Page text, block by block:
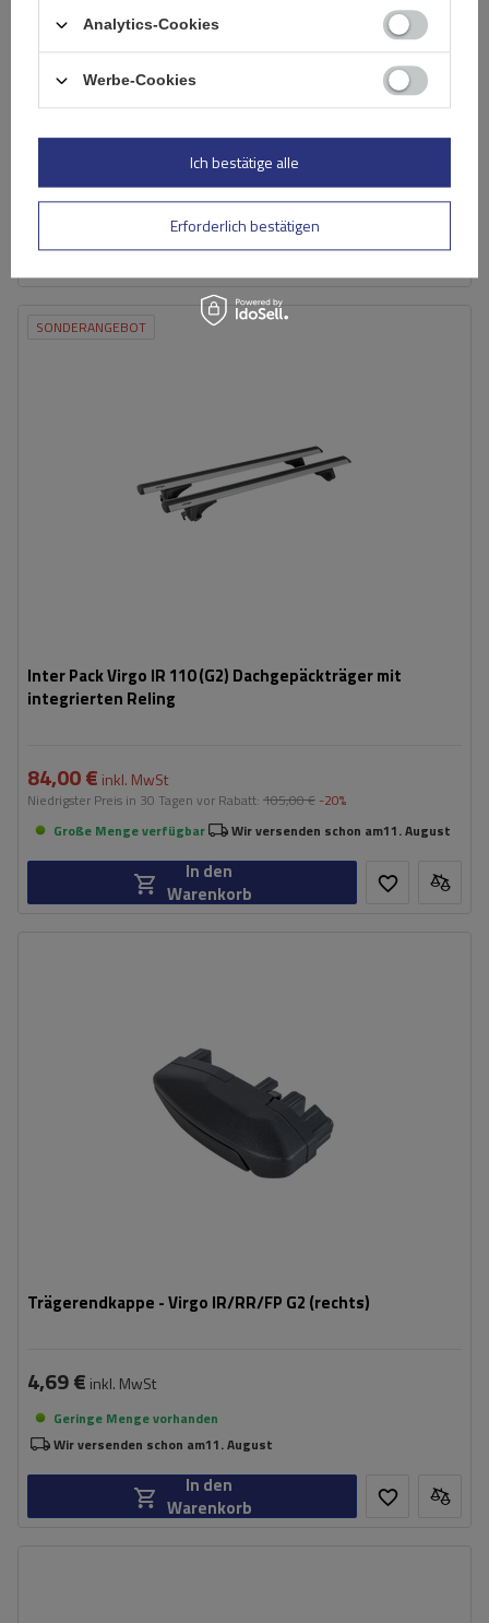
Montagepunkte
80,80 €
Niedrigster Preis in 30 Tagen vor Rabatt:95,00 €
Große Menge verfügbar
Wir versenden schon am11. August
In den
SONDERANGEBOT
Inter Pack Virgo IR 110 (G2) Dachgepäckträger mit
integrierten Reling
84,00 € inkl. MwSt
Niedrigster Preis in 30 Tagen vor Rabatt: 105,00 € -20%
Große Menge verfügbar
Wir versenden schon am11. August
In den
Warenkorb
Trägerendkappe - Virgo IR/RR/FP G2 (rechts)
4,69 € inkl. MwSt
Geringe Menge vorhanden
Wir versenden schon am11. August
In den
Warenkorb
Analytics-Cookies
Werbe-Cookies
Erforderlich bestätigen
Ich bestätige alle